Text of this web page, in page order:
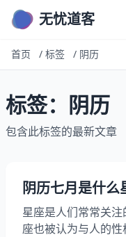
无忧道客
首页 / 标签 / 阴历
标签：阴历
包含此标签的最新文章
阴历七月是什
星座是人们常常关
座也被认为与人的